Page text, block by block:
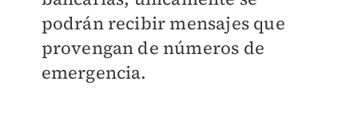
podrán recibir mensajes que
provengan de números de
emergencia.